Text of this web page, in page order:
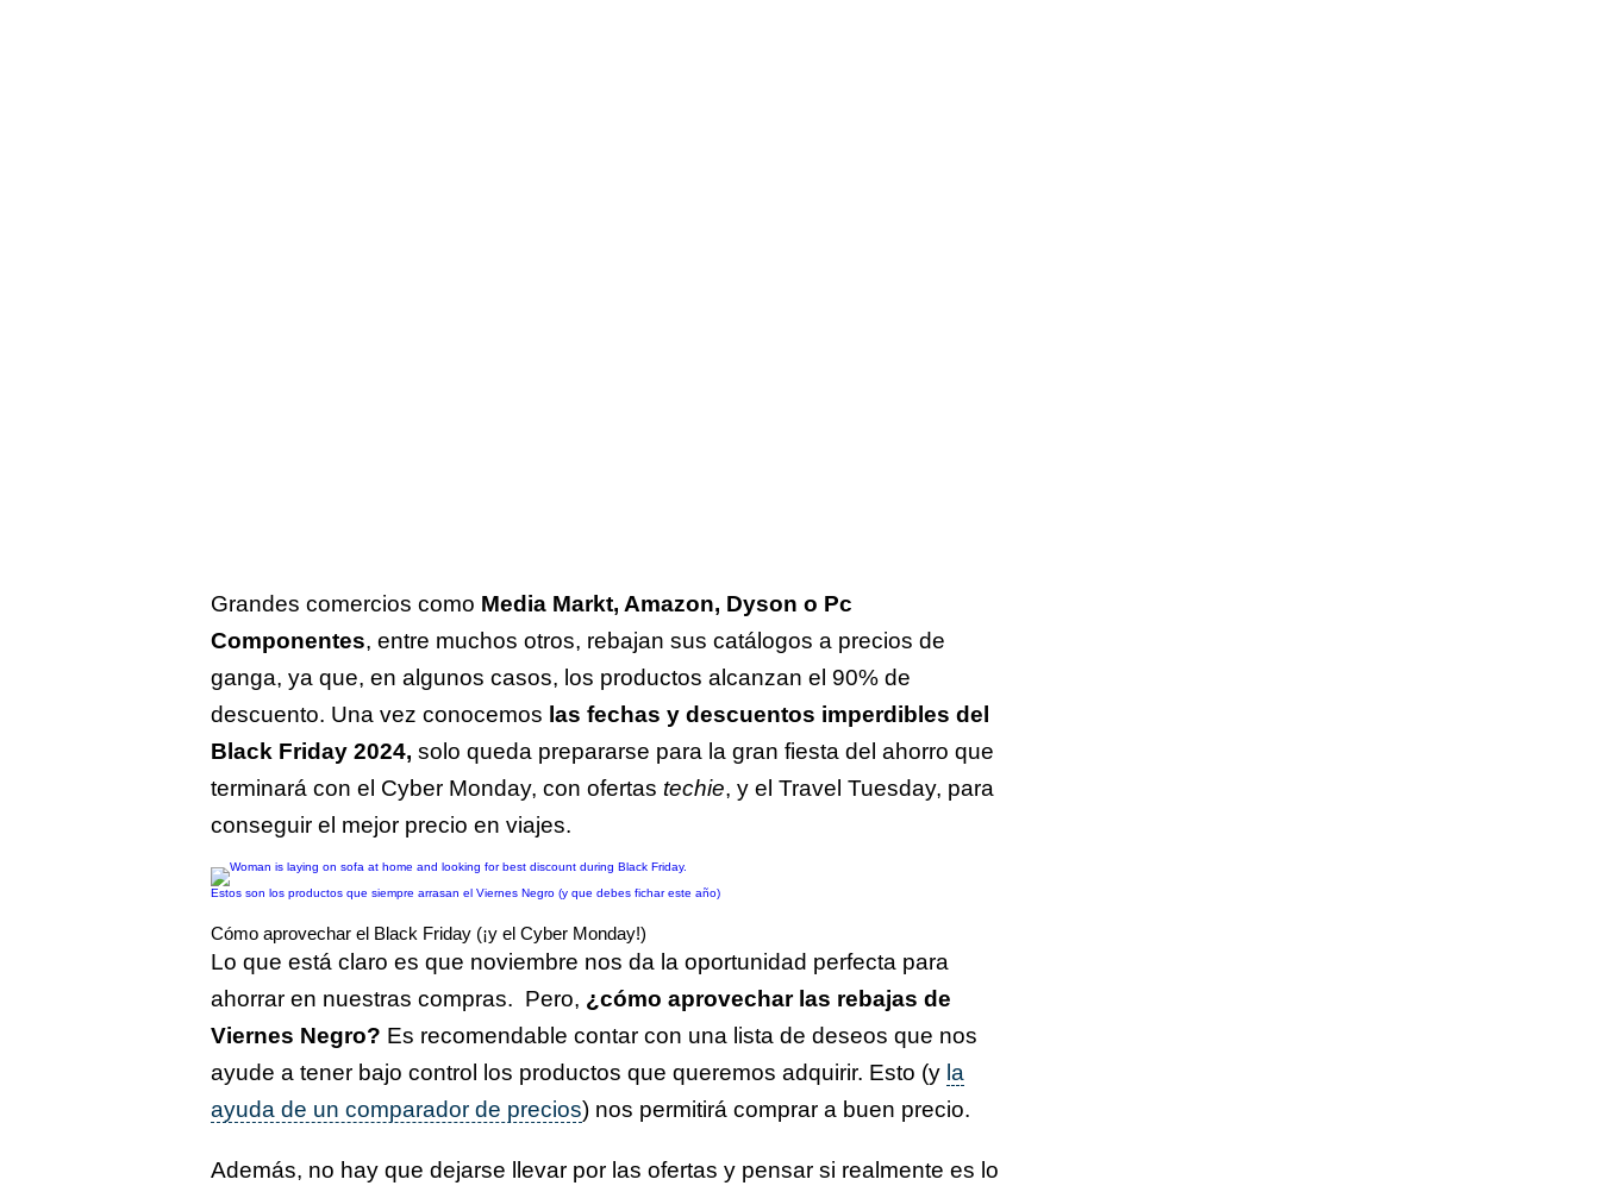
Grandes comercios como Media Markt, Amazon, Dyson o Pc
Componentes, entre muchos otros, rebajan sus catálogos a precios de
ganga, ya que, en algunos casos, los productos alcanzan el 90% de
descuento. Una vez conocemos las fechas y descuentos imperdibles del
Black Friday 2024, solo queda prepararse para la gran fiesta del ahorro que
terminará con el Cyber Monday, con ofertas techie, y el Travel Tuesday, para
conseguir el mejor precio en viajes.
Estos son los productos que siempre arrasan el Viernes Negro (y que debes fichar este año)
Cómo aprovechar el Black Friday (¡y el Cyber Monday!)
Lo que está claro es que noviembre nos da la oportunidad perfecta para
ahorrar en nuestras compras. Pero, ¿cómo aprovechar las rebajas de
Viernes Negro? Es recomendable contar con una lista de deseos que nos
ayude a tener bajo control los productos que queremos adquirir. Esto (y la
ayuda de un comparador de precios) nos permitirá comprar a buen precio.
Además, no hay que dejarse llevar por las ofertas y pensar si realmente es lo